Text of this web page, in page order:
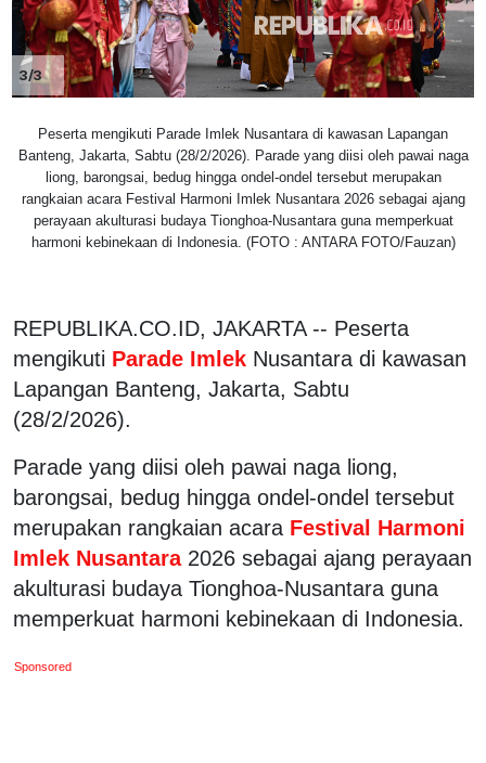
3/3
Peserta mengikuti Parade Imlek Nusantara di kawasan Lapangan
Banteng, Jakarta, Sabtu (28/2/2026). Parade yang diisi oleh pawai naga
liong, barongsai, bedug hingga ondel-ondel tersebut merupakan
rangkaian acara Festival Harmoni Imlek Nusantara 2026 sebagai ajang
perayaan akulturasi budaya Tionghoa-Nusantara guna memperkuat
harmoni kebinekaan di Indonesia. (FOTO : ANTARA FOTO/Fauzan)
REPUBLIKA.CO.ID, JAKARTA -- Peserta
mengikuti Parade Imlek Nusantara di kawasan
Lapangan Banteng, Jakarta, Sabtu
(28/2/2026).
Parade yang diisi oleh pawai naga liong,
barongsai, bedug hingga ondel-ondel tersebut
merupakan rangkaian acara Festival Harmoni
Imlek Nusantara 2026 sebagai ajang perayaan
akulturasi budaya Tionghoa-Nusantara guna
memperkuat harmoni kebinekaan di Indonesia.
Sponsored